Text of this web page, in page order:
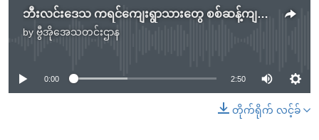
ဘီးလင်းဒေသ ကရင်ကျေးရွာသားတွေ စစ်ဆန့်ကျင်ရေးဆန္ဒပြ
by ဗွီအိုအေသတင်းဌာန
No media source currently available
0:00 2:50
တိုက်ရိုက် လင့်ခ်